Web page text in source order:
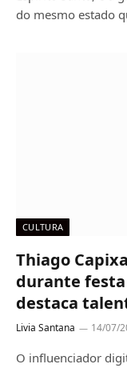
do mesmo estado
CULTURA
Thiago
durante festa
destaca
Livia Santana 14/07/
O influenciador